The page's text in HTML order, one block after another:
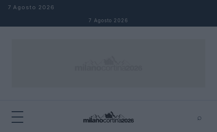
Salta al contenuto
7 Agosto 2026
7 Agosto 2026
⌕